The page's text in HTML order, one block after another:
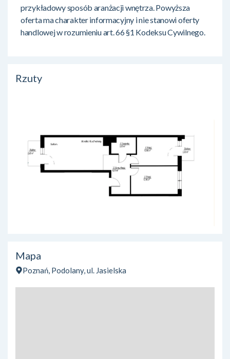
przykładowy sposób aranżacji wnętrza. Powyższa
oferta ma charakter informacyjny i nie stanowi oferty
handlowej w rozumieniu art. 66 §1 Kodeksu Cywilnego.
Rzuty
Mapa
Poznań, Podolany, ul. Jasielska